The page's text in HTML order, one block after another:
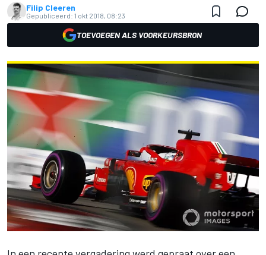
Filip Cleeren
Gepubliceerd: 1 okt 2018, 08:23
TOEVOEGEN ALS VOORKEURSBRON